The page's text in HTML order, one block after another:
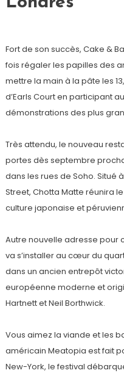
Fort de son succès, Cake &
fois régaler les papilles des
mettre la main à la pâte les
d’Earls Court en participant
démonstrations des plus
Très attendu, le nouveau
portes dès septembre
dans les rues de Soho. Situé
Street, Chotta Matte réunira
culture japonaise et
Autre nouvelle adresse pour
va s’installer au cœur du
dans un ancien entrepôt
européenne moderne et
Hartnett et Neil Borthwick.
Vous aimez la viande et les
américain Meatopia est fait
New-York, le festival